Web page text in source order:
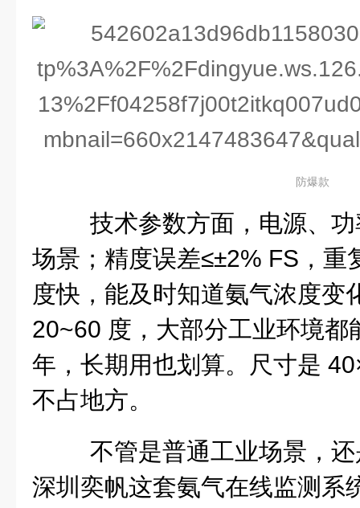
防爆款
技术参数方面，电源、
场景；精度误差≤±2% FS，重
度快，能及时知道氨气浓度变
20~60 度，大部分工业环境都
年，长期用也划算。尺寸是
不占地方。
不管是普通工业场景，
深圳奕帆这套氨气在线监测系